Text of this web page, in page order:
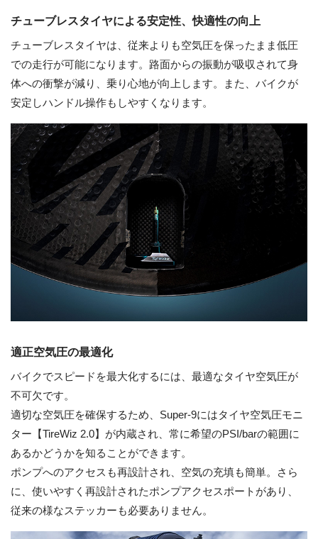
チューブレスタイヤによる安定性、快適性の向上
チューブレスタイヤは、従来よりも空気圧を保ったまま低圧
での走行が可能になります。路面からの振動が吸収されて身
体への衝撃が減り、乗り心地が向上します。また、バイクが
安定しハンドル操作もしやすくなります。
適正空気圧の最適化
バイクでスピードを最大化するには、最適なタイヤ空気圧が
不可欠です。
適切な空気圧を確保するため、Super-9にはタイヤ空気圧モニ
ター【TireWiz 2.0】が内蔵され、常に希望のPSI/barの範囲に
あるかどうかを知ることができます。
ポンプへのアクセスも再設計され、空気の充填も簡単。さら
に、使いやすく再設計されたポンプアクセスポートがあり、
従来の様なステッカーも必要ありません。